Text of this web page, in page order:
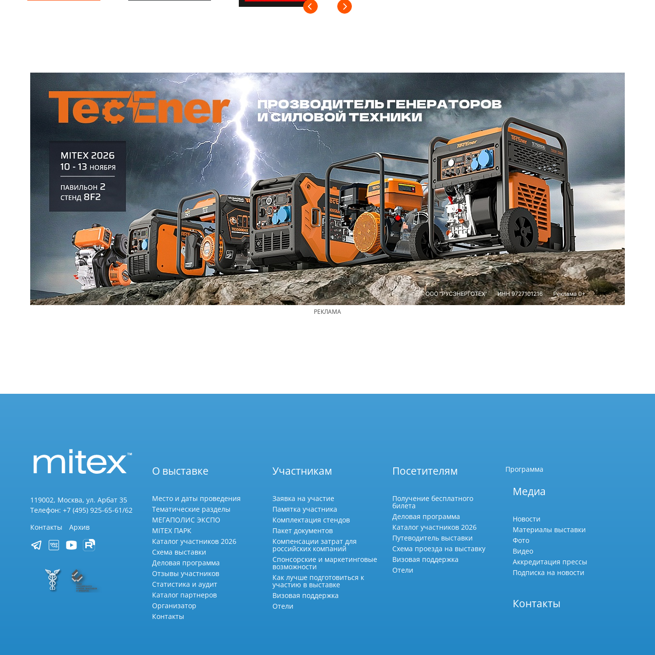
РЕКЛАМА
119002, Москва, ул. Арбат 35
Телефон: +7 (495) 925-65-61/62
Контакты
Архив
О выставке
Место и даты проведения
Тематические разделы
МЕГАПОЛИС ЭКСПО
MITEX ПАРК
Каталог участников 2026
Схема выставки
Деловая программа
Отзывы участников
Статистика и аудит
Каталог партнеров
Организатор
Контакты
Участникам
Заявка на участие
Памятка участника
Комплектация стендов
Пакет документов
Компенсации затрат для
российских компаний
Спонсорские и маркетинговые
возможности
Как лучше подготовиться к
участию в выставке
Визовая поддержка
Отели
Посетителям
Получение бесплатного
билета
Деловая программа
Каталог участников 2026
Путеводитель выставки
Схема проезда на выставку
Визовая поддержка
Отели
Программа
Медиа
Новости
Материалы выставки
Фото
Видео
Аккредитация прессы
Подписка на новости
Контакты